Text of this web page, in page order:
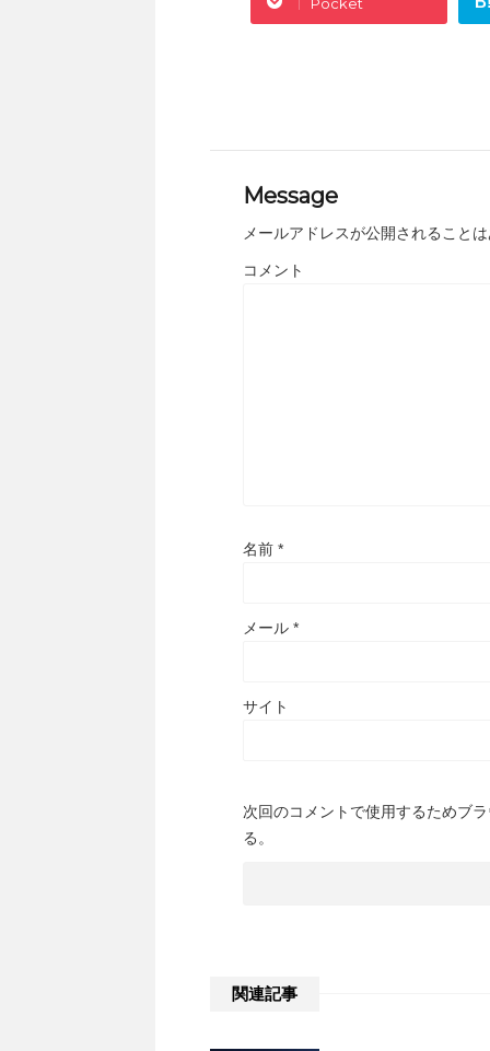
Message
メールアドレスが公開されることは
コメント
名前 *
メール *
サイト
次回のコメントで使用するためブ
る。
関連記事